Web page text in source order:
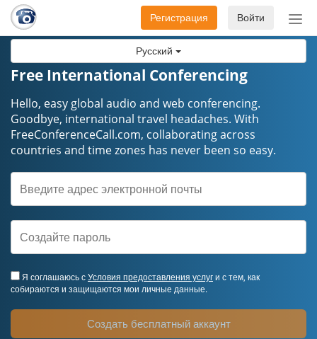
Русский
Войти
Регистрация
Free International Conferencing
Hello, easy global audio and web conferencing.
Goodbye, international travel headaches. ​​​​​​​With
FreeConferenceCall.com, collaborating across
countries and time zones has never been so easy.
Я соглашаюсь сУсловия предоставления услуги с тем, как
собираются и защищаются мои личные данные.
Создать бесплатный аккаунт